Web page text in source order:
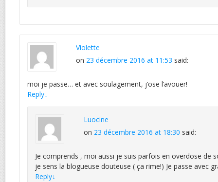
Violette
on 23 décembre 2016 at 11:53 said:
moi je passe… et avec soulagement, j’ose l’avouer!
Reply↓
Luocine
on 23 décembre 2016 at 18:30 said:
Je comprends , moi aussi je suis parfois en overdose de
je sens la blogueuse douteuse ( ça rime!) Je passe avec
Reply↓